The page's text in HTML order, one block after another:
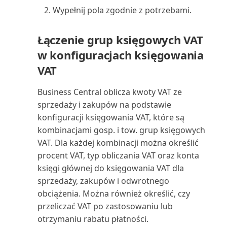
zapasów (raport)
wyprodukowania (czas) (raport)
Zapasy: szczegóły transakcji
Zapasy wg projektów (raport)
Zapisy zysków/strat z umowy
(raport)
Zasób: lista (raport)
Zasób: podział kosztów (raport)
Zestawienie obrotów i sald
Wypełnij pola zgodnie z potrzebami.
Łączenie grup księgowych VAT
w konfiguracjach księgowania
VAT
Business Central oblicza kwoty VAT ze
sprzedaży i zakupów na podstawie
konfiguracji księgowania VAT, które są
kombinacjami gosp. i tow. grup księgowych
VAT. Dla każdej kombinacji można określić
procent VAT, typ obliczania VAT oraz konta
księgi głównej do księgowania VAT dla
sprzedaży, zakupów i odwrotnego
obciążenia. Można również określić, czy
przeliczać VAT po zastosowaniu lub
otrzymaniu rabatu płatności.